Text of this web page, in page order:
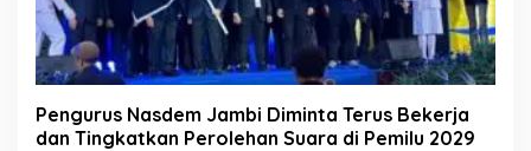
Pengurus Nasdem Jambi Diminta Terus Bekerja
dan Tingkatkan Perolehan Suara di Pemilu 2029